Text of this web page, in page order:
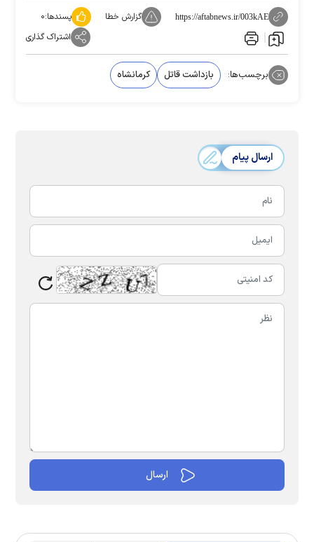
https://aftabnews.ir/003kAE گزارش خطا پسندها:۰
اشتراک گذاری
برچسب‌ها: بازداشت قاتل کرمانشاه
ارسال پیام